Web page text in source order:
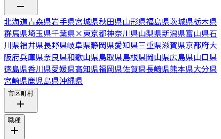
北海道青森県岩手県宮城県秋田県山形県福島県茨城県栃木県
群馬県埼玉県千葉県×東京都神奈川県山梨県新潟県富山県石
川県福井県長野県岐阜県静岡県愛知県三重県滋賀県京都府大
阪府兵庫県奈良県和歌山県鳥取県島根県岡山県広島県山口県
徳島県香川県愛媛県高知県福岡県佐賀県長崎県熊本県大分県
宮崎県鹿児島県沖縄県
市区町村
職種